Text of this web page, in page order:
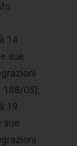
14
sue
188/05);
19
sue